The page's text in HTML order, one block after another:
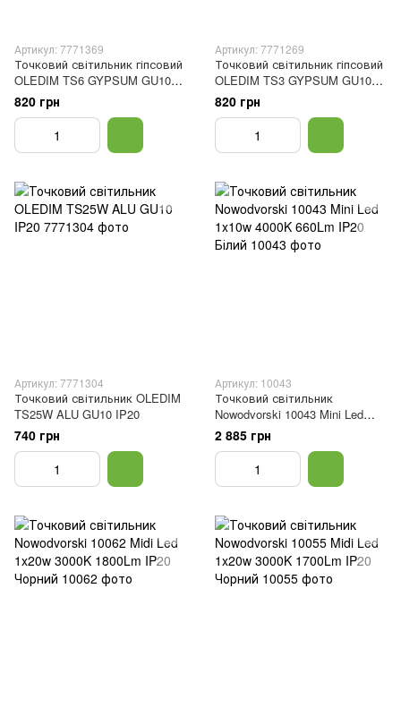
Артикул: 7771369
Точковий світильник гіпсовий
OLEDIM TS6 GYPSUM GU10
IP20
820 грн
Артикул: 7771269
Точковий світильник гіпсовий
OLEDIM TS3 GYPSUM GU10
IP20
820 грн
Артикул: 7771304
Точковий світильник OLEDIM
TS25W ALU GU10 IP20
740 грн
Артикул: 10043
Точковий світильник
Nowodvorski 10043 Mini Led
1x10w 4000K 660Lm IP20 Білий
2 885 грн